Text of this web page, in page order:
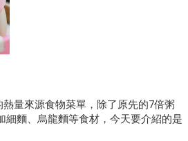
量來源食物菜單，除了原先的7倍粥
麵、烏龍麵等食材，今天要介紹的是